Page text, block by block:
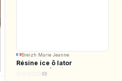
Breizh Marie Jeanne
Résine ice ô lator
ACDC.CBD/White CBG
(0)